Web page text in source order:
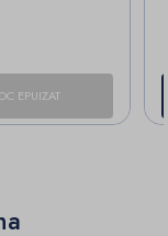
EPUIZAT